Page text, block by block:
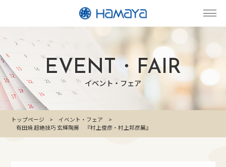
EVENT・FAIR
イベント・フェア
トップページ
イベント・フェア
有田焼 超絶技巧 玄輝陶房 『村上俊彦・村上邦彦展』